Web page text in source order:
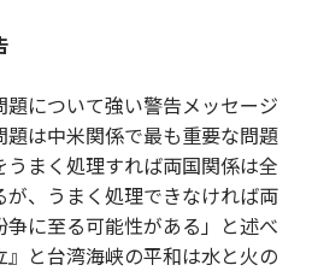
題について強い警告メッセージ
は中米関係で最も重要な問題
まく処理すれば両国関係は全
、うまく処理できなければ両
に至る可能性がある」と述べ
と台湾海峡の平和は水と火の